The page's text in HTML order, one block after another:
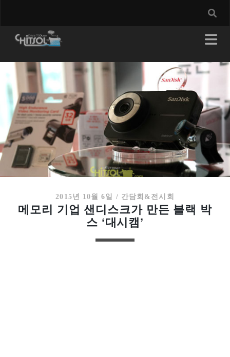
2015년 10월 6일 / 간담회&전시회
메모리 기업 샌디스크가 만든 블랙 박
스 ‘대시캠’